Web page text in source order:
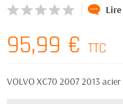
95,99 € TTC
VOLVO XC70 2007 2013